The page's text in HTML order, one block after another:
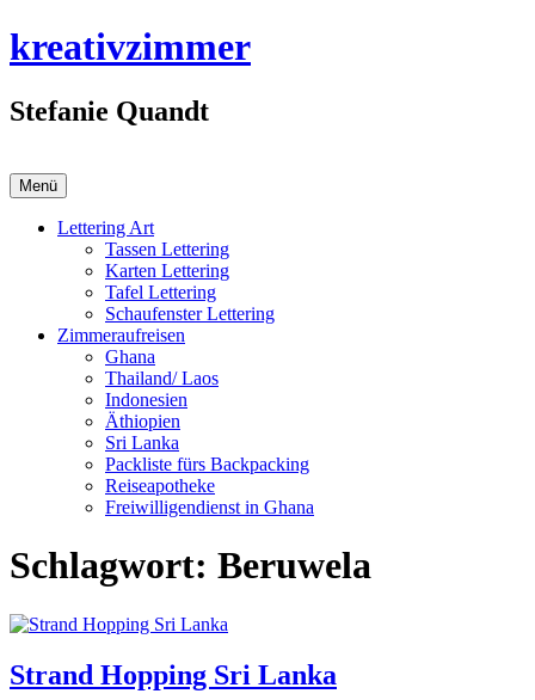
Zum
Inhalt
kreativzimmer
Stefanie Quandt
Menü
Lettering Art
Tassen Lettering
Karten Lettering
Tafel Lettering
Schaufenster Lettering
Zimmeraufreisen
Ghana
Thailand/ Laos
Indonesien
Äthiopien
Sri Lanka
Packliste fürs Backpacking
Reiseapotheke
Freiwilligendienst in Ghana
Schlagwort: Beruwela
Strand Hopping Sri Lanka